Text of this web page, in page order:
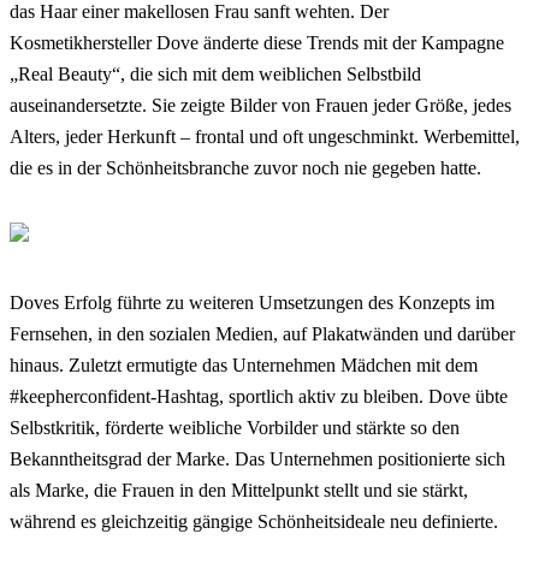
das Haar einer makellosen Frau sanft wehten. Der
Kosmetikhersteller Dove änderte diese Trends mit der Kampagne
„Real Beauty“, die sich mit dem weiblichen Selbstbild
auseinandersetzte. Sie zeigte Bilder von Frauen jeder Größe, jedes
Alters, jeder Herkunft – frontal und oft ungeschminkt. Werbemittel,
die es in der Schönheitsbranche zuvor noch nie gegeben hatte.
Doves Erfolg führte zu weiteren Umsetzungen des Konzepts im
Fernsehen, in den sozialen Medien, auf Plakatwänden und darüber
hinaus. Zuletzt ermutigte das Unternehmen Mädchen mit dem
#keepherconfident-Hashtag, sportlich aktiv zu bleiben. Dove übte
Selbstkritik, förderte weibliche Vorbilder und stärkte so den
Bekanntheitsgrad der Marke. Das Unternehmen positionierte sich
als Marke, die Frauen in den Mittelpunkt stellt und sie stärkt,
während es gleichzeitig gängige Schönheitsideale neu definierte.